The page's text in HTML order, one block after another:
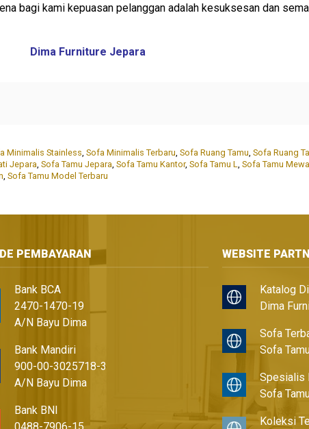
bagi kami kepuasan pelanggan adalah kesuksesan dan
Dima Furniture Jepara
Minimalis Stainless, Sofa Minimalis Terbaru, Sofa Ruang Tamu, Sofa Ruang
Jepara, Sofa Tamu Jepara, Sofa Tamu Kantor, Sofa Tamu L, Sofa Tamu
, Sofa Tamu Model Terbaru
PEMBAYARAN
Bank BCA
2470-1470-19
A/N Bayu Dima
Bank Mandiri
900-00-3025718-3
A/N Bayu Dima
Bank BNI
WEBSITE
Katalog
Dima
Sofa
Sofa
Spesialis
Sofa
Koleksi